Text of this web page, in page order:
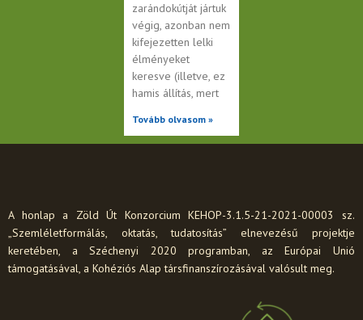
zarándokútját jártuk
végig, azonban nem
kifejezetten lelki
élményeket
keresve (illetve, ez
hamis állítás, mert
Tovább olvasom »
A honlap a Zöld Út Konzorcium KEHOP-3.1.5-21-2021-00003 sz.
„Szemléletformálás, oktatás, tudatosítás” elnevezésű projektje
keretében, a Széchenyi 2020 programban, az Európai Unió
támogatásával, a Kohéziós Alap társfinanszírozásával valósult meg.